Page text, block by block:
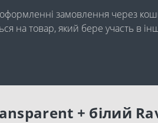
замовлення через
на товар, який бере участь в
+ білий